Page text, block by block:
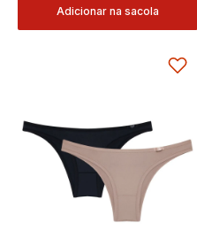
Adicionar na sacola